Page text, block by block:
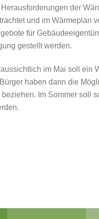
der
und im Wärmeplan
für
gestellt werden.
im Mai soll ein
haben dann die
Im Sommer soll